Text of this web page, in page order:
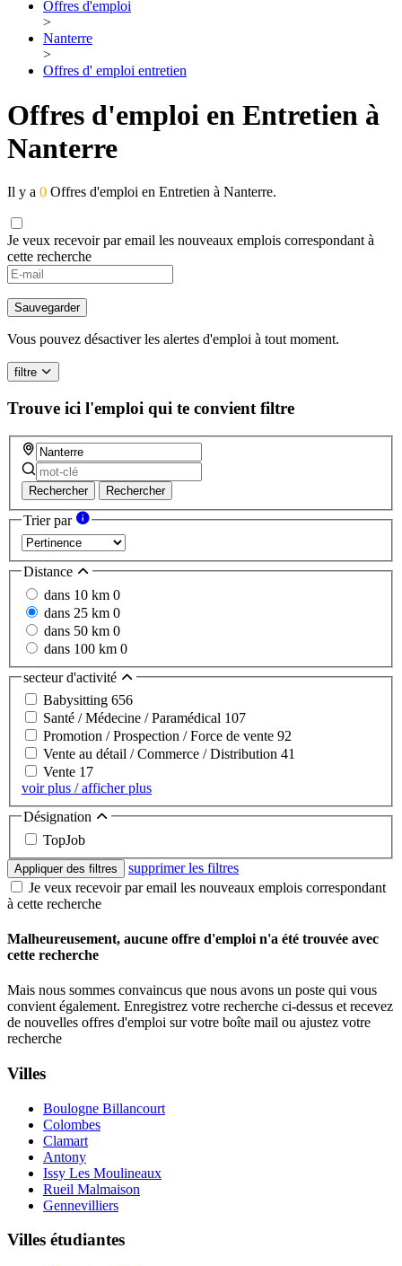
Offres d'emploi
>
Nanterre
>
Offres d' emploi entretien
Offres d'emploi en Entretien à
Nanterre
Il y a 0 Offres d'emploi en Entretien à Nanterre.
Je veux recevoir par email les nouveaux emplois correspondant à
cette recherche
Sauvegarder
Vous pouvez désactiver les alertes d'emploi à tout moment.
filtre
Trouve ici l'emploi qui te convient filtre
Rechercher Rechercher
Trier par
Distance
dans 10 km 0
dans 25 km 0
dans 50 km 0
dans 100 km 0
secteur d'activité
Babysitting 656
Santé / Médecine / Paramédical 107
Promotion / Prospection / Force de vente 92
Vente au détail / Commerce / Distribution 41
Vente 17
voir plus / afficher plus
Désignation
TopJob
Appliquer des filtres
supprimer les filtres
Je veux recevoir par email les nouveaux emplois correspondant
à cette recherche
Malheureusement, aucune offre d'emploi n'a été trouvée avec
cette recherche
Mais nous sommes convaincus que nous avons un poste qui vous
convient également. Enregistrez votre recherche ci-dessus et recevez
de nouvelles offres d'emploi sur votre boîte mail ou ajustez votre
recherche
Villes
Boulogne Billancourt
Colombes
Clamart
Antony
Issy Les Moulineaux
Rueil Malmaison
Gennevilliers
Villes étudiantes